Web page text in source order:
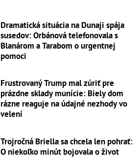
Dramatická situácia na Dunaji spája
susedov: Orbánová telefonovala s
Blanárom a Tarabom o urgentnej
pomoci
Frustrovaný Trump mal zúriť pre
prázdne sklady munície: Biely dom
rázne reaguje na údajné nezhody vo
velení
Trojročná Briella sa chcela len pohrať:
O niekoľko minút bojovala o život